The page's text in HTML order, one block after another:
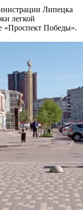
Липецка
легкой
«Проспект Победы».